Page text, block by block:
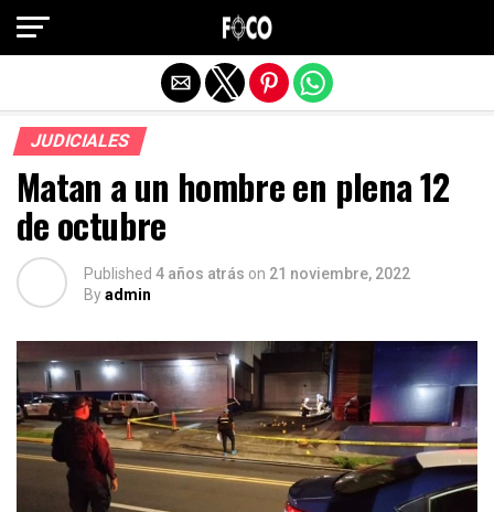
JUDICIALES
Matan a un hombre en plena 12
de octubre
Published 4 años atrás on 21 noviembre, 2022
Byadmin
Salir de la versión móvil